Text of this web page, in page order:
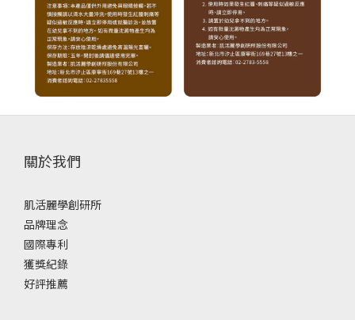
關於我們
肌活麗學創研所
品牌理念
國際專利
獲獎紀錄
好評推薦